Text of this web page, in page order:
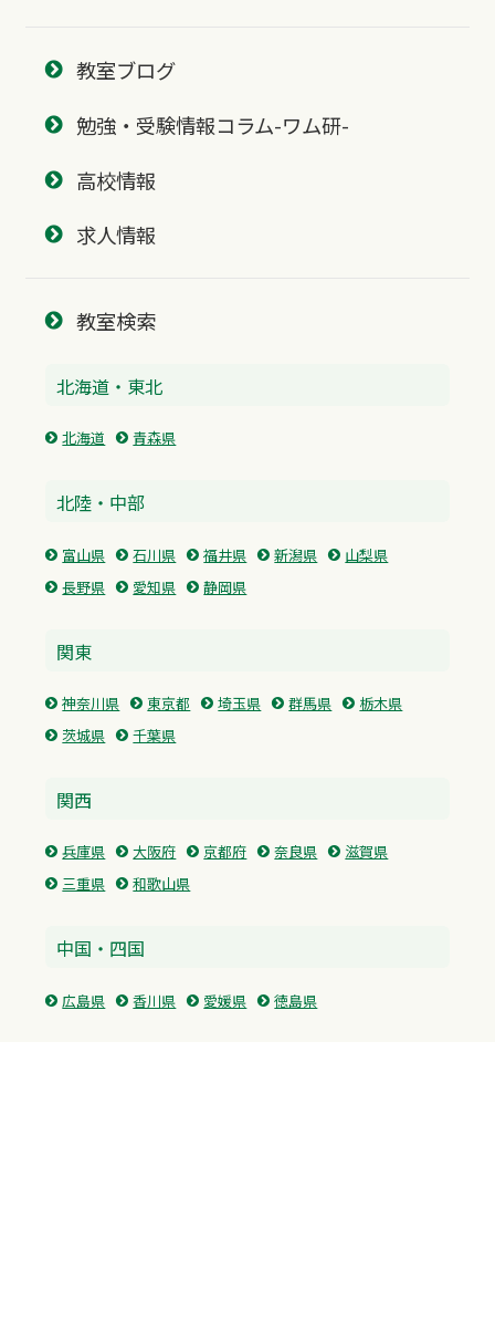
教室ブログ
勉強・受験情報コラム-ワム研-
高校情報
求人情報
教室検索
北海道・東北
北海道 青森県
北陸・中部
富山県 石川県 福井県 新潟県
山梨県
長野県
愛知県 静岡県
関東
神奈川県 東京都 埼玉県 群馬県
栃木県
茨城県
千葉県
関西
兵庫県 大阪府 京都府 奈良県
滋賀県
三重県
和歌山県
中国・四国
広島県 香川県 愛媛県 徳島県